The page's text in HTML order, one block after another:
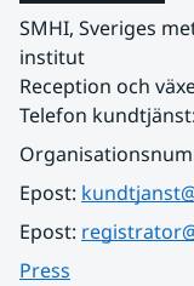
SMHI, Sveriges
institut
Reception och
Telefon
Epost:
Epost:
Press